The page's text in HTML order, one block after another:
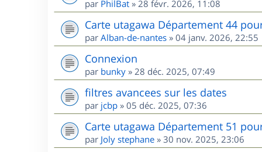
par PhilBat » 28 févr. 2026, 11:08
Carte utagawa Département 44
par Alban-de-nantes » 04 janv. 2026, 22:55
Connexion
par bunky » 28 déc. 2025, 07:49
filtres avancees sur les dates
par jcbp » 05 déc. 2025, 07:36
Carte utagawa Département 51
par Joly stephane » 30 nov. 2025, 23:06